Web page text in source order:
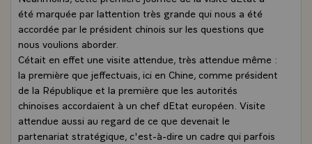
été marquée par lattention très grande qui nous a été
accordée par le président chinois sur les questions que
nous voulions aborder.
Cétait en effet une visite attendue, très attendue même :
la première que jeffectuais, ici en Chine, comme président
de la République et la première que les autorités
chinoises accordaient à un chef dEtat européen. Visite
attendue aussi au regard de ce que devenait le
partenariat stratégique, c'est-à-dire un cadre qui parfois